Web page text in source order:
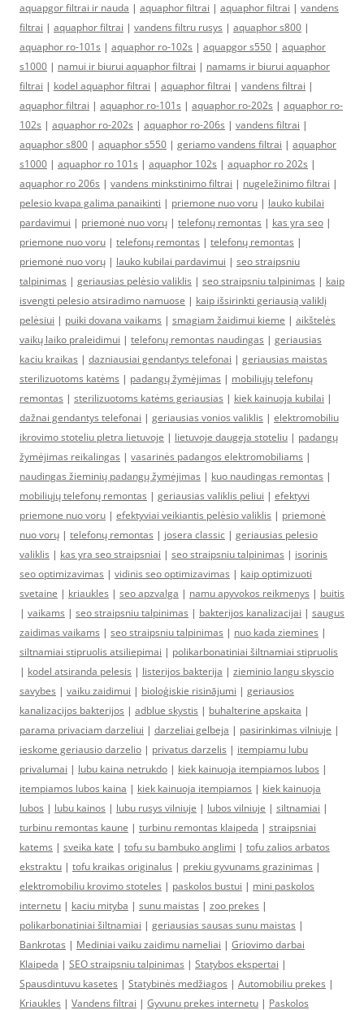
aquapgor filtrai ir nauda | aquaphor filtrai | aquaphor filtrai | vandens
filtrai | aquaphor filtrai | vandens filtru rusys | aquaphor s800 |
aquaphor ro-101s | aquaphor ro-102s | aquapgor s550 | aquaphor
s1000 | namui ir biurui aquaphor filtrai | namams ir biurui aquaphor
filtrai | kodel aquaphor filtrai | aquaphor filtrai | vandens filtrai |
aquaphor filtrai | aquaphor ro-101s | aquaphor ro-202s | aquaphor ro-
102s | aquaphor ro-202s | aquaphor ro-206s | vandens filtrai |
aquaphor s800 | aquaphor s550 | geriamo vandens filtrai | aquaphor
s1000 | aquaphor ro 101s | aquaphor 102s | aquaphor ro 202s |
aquaphor ro 206s | vandens minkstinimo filtrai | nugeležinimo filtrai |
pelesio kvapa galima panaikinti | priemone nuo voru | lauko kubilai
pardavimui | priemonė nuo vorų | telefonų remontas | kas yra seo |
priemone nuo voru | telefonų remontas | telefonų remontas |
priemonė nuo vorų | lauko kubilai pardavimui | seo straipsniu
talpinimas | geriausias pelėsio valiklis | seo straipsniu talpinimas | kaip
isvengti pelesio atsiradimo namuose | kaip išsirinkti geriausią valiklį
pelėsiui | puiki dovana vaikams | smagiam žaidimui kieme | aikštelės
vaikų laiko praleidimui | telefonų remontas naudingas | geriausias
kaciu kraikas | dazniausiai gendantys telefonai | geriausias maistas
sterilizuotoms katėms | padangų žymėjimas | mobiliųjų telefonų
remontas | sterilizuotoms katėms geriausias | kiek kainuoja kubilai |
dažnai gendantys telefonai | geriausias vonios valiklis | elektromobiliu
ikrovimo stoteliu pletra lietuvoje | lietuvoje daugeja stoteliu | padangų
žymėjimas reikalingas | vasarinės padangos elektromobiliams |
naudingas žieminių padangų žymėjimas | kuo naudingas remontas |
mobiliųjų telefonų remontas | geriausias valiklis peliui | efektyvi
priemone nuo voru | efektyviai veikiantis pelėsio valiklis | priemonė
nuo vorų | telefonų remontas | josera classic | geriausias pelesio
valiklis | kas yra seo straipsniai | seo straipsniu talpinimas | isorinis
seo optimizavimas | vidinis seo optimizavimas | kaip optimizuoti
svetaine | kriaukles | seo apzvalga | namu apyvokos reikmenys | buitis
| vaikams | seo straipsniu talpinimas | bakterijos kanalizacijai | saugus
zaidimas vaikams | seo straipsniu talpinimas | nuo kada ziemines |
siltnamiai stipruolis atsiliepimai | polikarbonatiniai šiltnamiai stipruolis
| kodel atsiranda pelesis | listerijos bakterija | zieminio langu skyscio
savybes | vaiku zaidimui | bioloģiskie risinājumi | geriausios
kanalizacijos bakterijos | adblue skystis | buhalterine apskaita |
parama privaciam darzeliui | darzeliai gelbeja | pasirinkimas vilniuje |
ieskome geriausio darzelio | privatus darzelis | itempiamu lubu
privalumai | lubu kaina netrukdo | kiek kainuoja itempiamos lubos |
itempiamos lubos kaina | kiek kainuoja itempiamos | kiek kainuoja
lubos | lubu kainos | lubu rusys vilniuje | lubos vilniuje | siltnamiai |
turbinu remontas kaune | turbinu remontas klaipeda | straipsniai
katems | sveika kate | tofu su bambuko anglimi | tofu zalios arbatos
ekstraktu | tofu kraikas originalus | prekiu gyvunams grazinimas |
elektromobiliu krovimo stoteles | paskolos bustui | mini paskolos
internetu | kaciu mityba | sunu maistas | zoo prekes |
polikarbonatiniai šiltnamiai | geriausias sausas sunu maistas |
Bankrotas | Mediniai vaiku zaidimu nameliai | Griovimo darbai
Klaipeda | SEO straipsniu talpinimas | Statybos ekspertai |
Spausdintuvu kasetes | Statybinės medžiagos | Automobiliu prekes |
Kriaukles | Vandens filtrai | Gyvunu prekes internetu | Paskolos